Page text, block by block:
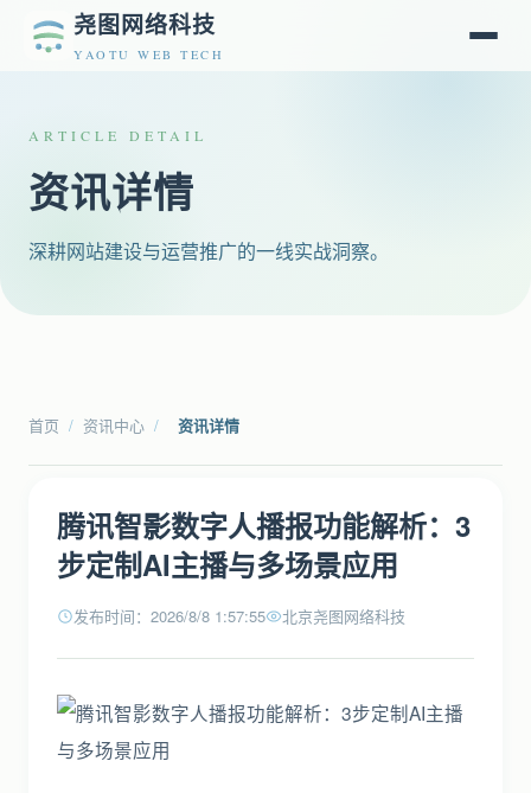
尧图网络科技
YAOTU WEB TECH
ARTICLE DETAIL
资讯详情
深耕网站建设与运营推广的一线实战洞察。
首页 / 资讯中心 / 资讯详情
腾讯智影数字人播报功能解析：3
步定制AI主播与多场景应用
发布时间：2026/8/8 1:57:55 北京尧图网络科技